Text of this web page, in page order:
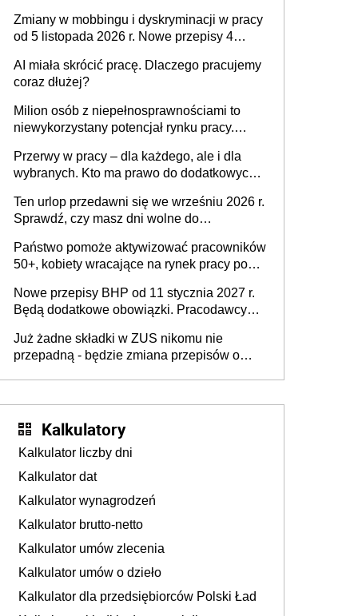
Zmiany w mobbingu i dyskryminacji w pracy
od 5 listopada 2026 r. Nowe przepisy 4
Ustaw
AI miała skrócić pracę. Dlaczego pracujemy
coraz dłużej?
Milion osób z niepełnosprawnościami to
niewykorzystany potencjał rynku pracy.
dofinansowań czy refundacji, ale bariery po
stronie systemu i świadomości
pracodawców [WYWIAD]
Przerwy w pracy – dla każdego, ale i dla
wybranych. Kto ma prawo do dodatkowych
Ten urlop przedawni się we wrześniu 2026 r.
Sprawdź, czy masz dni wolne do
Państwo pomoże aktywizować pracowników
50+, kobiety wracające na rynek pracy po
osoby neuroatypowe. Powstanie Fundusz
na rzecz Inkluzywności w Zatrudnianiu?
Nowe przepisy BHP od 11 stycznia 2027 r.
Będą dodatkowe obowiązki. Pracodawcy
Już żadne składki w ZUS nikomu nie
przepadną - będzie zmiana przepisów o
Kalkulatory
Kalkulator liczby dni
Kalkulator dat
Kalkulator wynagrodzeń
Kalkulator brutto-netto
Kalkulator umów zlecenia
Kalkulator umów o dzieło
Kalkulator dla przedsiębiorców Polski Ład